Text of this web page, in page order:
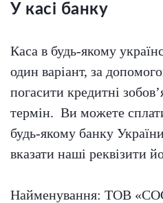
У касі банку
Каса в будь-якому
один варіант, за
погасити кредитні
термін. Ви можете
будь-якому банку
вказати наші реквізити
Найменування: ТОВ